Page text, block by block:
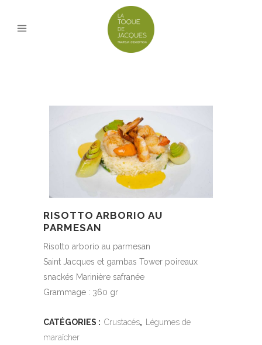
RISOTTO ARBORIO AU
PARMESAN
Risotto arborio au parmesan
Saint Jacques et gambas Tower poireaux
snackés Marinière safranée
Grammage : 360 gr
CATÉGORIES : Crustacés, Légumes de
maraîcher